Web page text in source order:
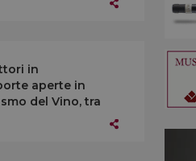
in
aperte in
del Vino, tra